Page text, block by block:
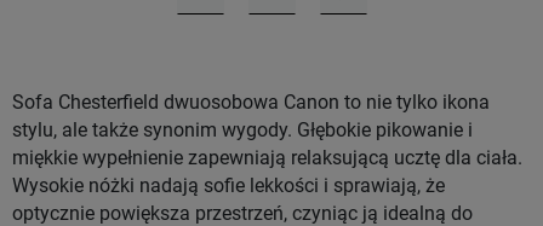
UdostępnijTweetujPinterest
Sofa Chesterfield dwuosobowa Canon to nie tylko ikona
stylu, ale także synonim wygody. Głębokie pikowanie i
miękkie wypełnienie zapewniają relaksującą ucztę dla ciała.
Wysokie nóżki nadają sofie lekkości i sprawiają, że
optycznie powiększa przestrzeń, czyniąc ją idealną do